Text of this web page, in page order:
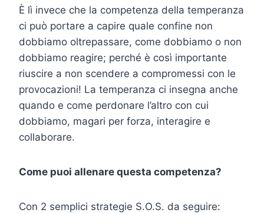
È lì invece che la competenza della temperanza
ci può portare a capire quale confine non
dobbiamo oltrepassare, come dobbiamo o non
dobbiamo reagire; perché è così importante
riuscire a non scendere a compromessi con le
provocazioni! La temperanza ci insegna anche
quando e come perdonare l’altro con cui
dobbiamo, magari per forza, interagire e
collaborare.
Come puoi allenare questa competenza?
Con 2 semplici strategie S.O.S. da seguire: